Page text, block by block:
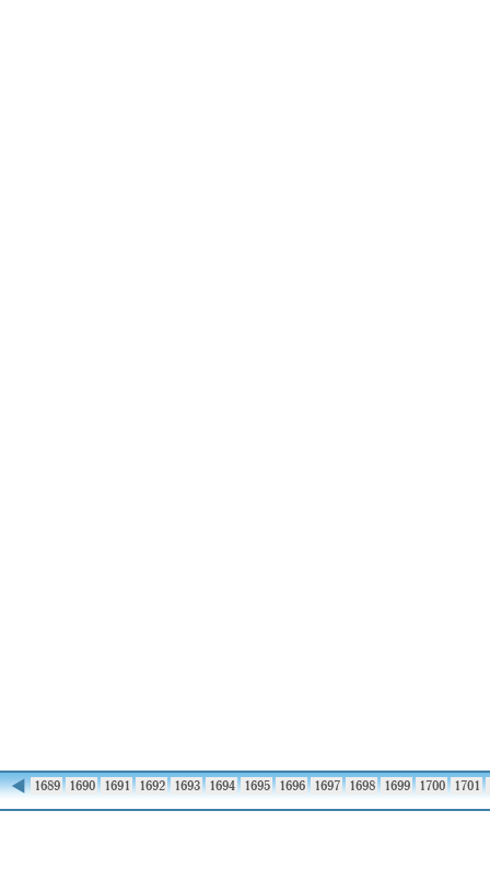
◀ 1689 1690 1691 1692 1693 1694 1695 1696 1697 1698 1699 1700 1701